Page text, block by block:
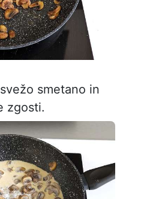
smetano in
zgosti.